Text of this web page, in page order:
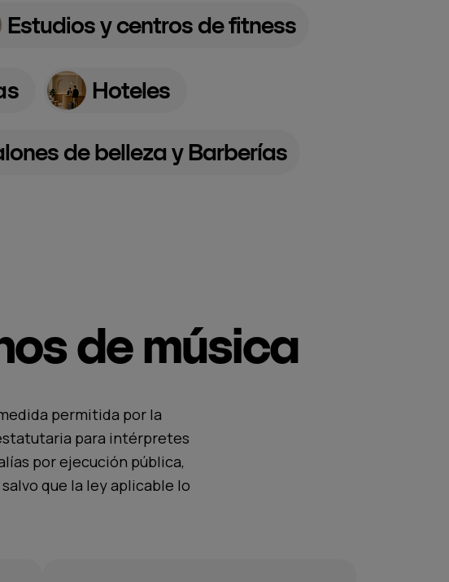
de belleza y Barberías
Estudios y centros de fitness
Hoteles
permitida por la
para intérpretes
por ejecución pública,
que la ley aplicable lo
de música